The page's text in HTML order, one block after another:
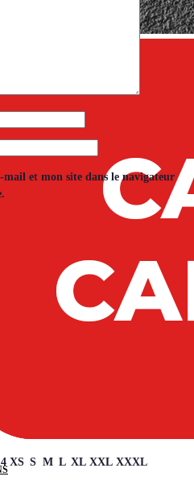
et mon site dans le navigateur
XS S M L XL XXL XXXL